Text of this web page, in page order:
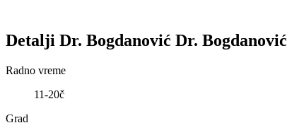
Detalji Dr. Bogdanović Dr. Bogdanović
Radno vreme
11-20č
Grad